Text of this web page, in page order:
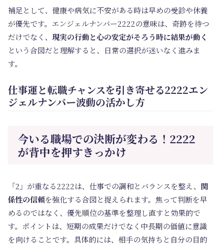
補足として、健康や病気に不安がある時は早めの受診や休養
が優先です。エンジェルナンバー2222の意味は、奇跡を待つ
だけでなく、 現実の行動と心の安定がそろう時に結果が動く
という合図だと理解すると、日常の選択が迷いなく進みま
す。
仕事運と転職チャンスを引き寄せる2222エン
ジェルナンバー波動の活かし方
今いる職場での決断が変わる！2222
が背中を押すきっかけ
「2」が重なる2222は、仕事での調和とバランスを整え、 関
係性の信頼を強化する合図と捉えられます。焦って判断を早
めるのではなく、優先順位の基準を整理し直すと効果的で
す。ポイントは、短期の成果だけでなく中長期の価値に意識
を向けることです。具体的には、相手の気持ちと自分の目的